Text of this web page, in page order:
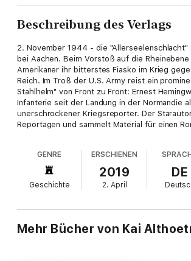
Beschreibung des Verlags
2. November 1944 - die "Allerseelenschlacht"
bei Aachen. Beim Vorstoß auf die
Amerikaner ihr bitterstes Fiasko im Krieg
Reich. Im Troß der U.S. Army reist ein
Stahlhelm" von Front zu Front: Ernest
Infanterie seit der Landung in der Normandie
unerschrockener Kriegsreporter. Der
Reportagen und sammelt Material für einen
führt er Résistance-Kämpfer an, im Hotel
Waffen, in der Schnee-Eifel macht er ein
Künstlertreffpunkt "Schloß Hemingway",
Nachbardorf Brandscheid zum "Verdun der
Kriegsschreckens... Das Buch schildert
romanhafte Erlebnisse beim Krieg im Westen
umstrittene Rolle als schillernder
GENRE
Geschichte
ERSCHIENEN
2019
2. April
DE
Mehr Bücher von Kai